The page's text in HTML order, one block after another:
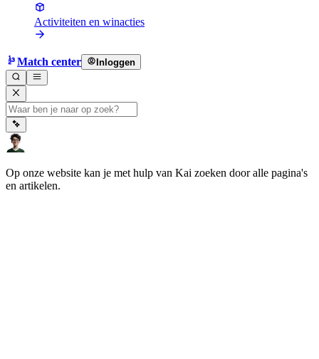
Activiteiten en winacties
Match center Inloggen
Op onze website kan je met hulp van Kai zoeken door alle pagina's
en artikelen.